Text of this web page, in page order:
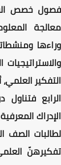
فصول خصص
معالجة
وراءها
التفكير
الرابع
الإدراك
لطالبات الصف
تفكيرهنّ